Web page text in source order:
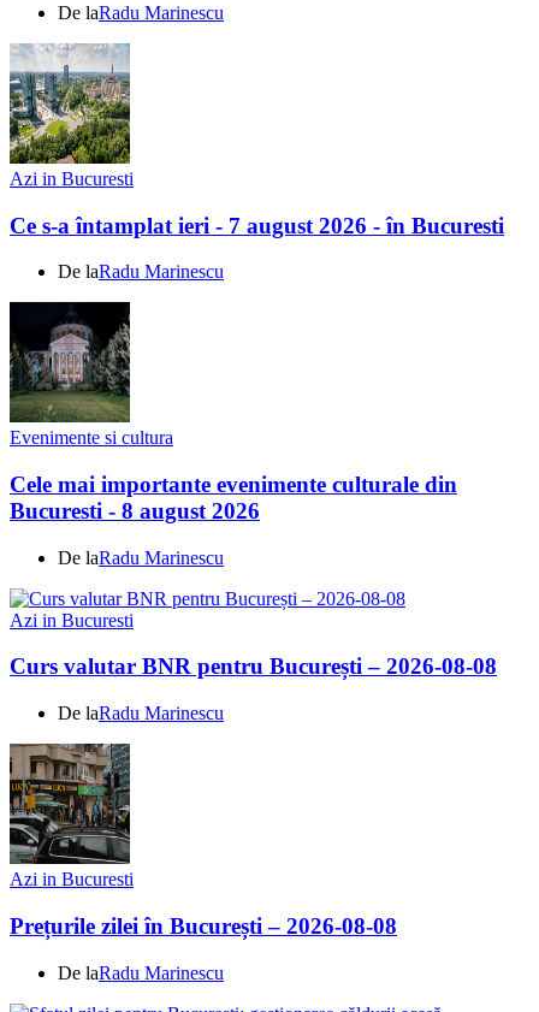
De laRadu Marinescu
Azi in Bucuresti
Ce s-a întamplat ieri - 7 august 2026 - în Bucuresti
De laRadu Marinescu
Evenimente si cultura
Cele mai importante evenimente culturale din
Bucuresti - 8 august 2026
De laRadu Marinescu
Azi in Bucuresti
Curs valutar BNR pentru București – 2026-08-08
De laRadu Marinescu
Azi in Bucuresti
Prețurile zilei în București – 2026-08-08
De laRadu Marinescu